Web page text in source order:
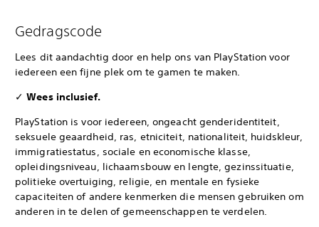
Gedragscode
Lees dit aandachtig door en help ons van PlayStation voor
iedereen een fijne plek om te gamen te maken.
✓ Wees inclusief.
PlayStation is voor iedereen, ongeacht genderidentiteit,
seksuele geaardheid, ras, etniciteit, nationaliteit, huidskleur,
immigratiestatus, sociale en economische klasse,
opleidingsniveau, lichaamsbouw en lengte, gezinssituatie,
politieke overtuiging, religie, en mentale en fysieke
capaciteiten of andere kenmerken die mensen gebruiken om
anderen in te delen of gemeenschappen te verdelen.